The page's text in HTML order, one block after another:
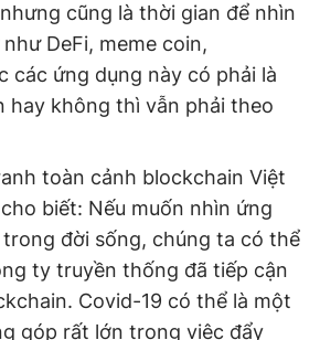
cũng là thời gian để nhìn
DeFi, meme coin,
các ứng dụng này có phải là
hay không thì vẫn phải theo
toàn cảnh blockchain Việt
biết: Nếu muốn nhìn ứng
đời sống, chúng ta có thể
ty truyền thống đã tiếp cận
Covid-19 có thể là một
góp rất lớn trong việc đẩy